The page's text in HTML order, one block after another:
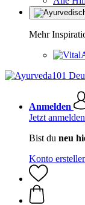
Mehr
Anmelden
Jetzt anmelden
Bist du neu
Konto